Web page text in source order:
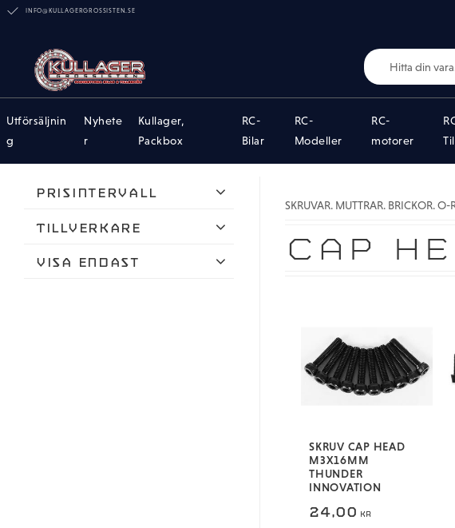
INFO@KULLAGERGROSSISTEN.SE
Utförsäljnin
g
Nyhete
r
Kullager,
Packbox
RC-
Bilar
RC-
Modeller
RC-
motorer
Prisintervall
Tillverkare
Visa endast CAP
SKRUVAR. MUTTRAR. BRICKOR. O-
SKRUV CAP HEAD
M3X16MM
THUNDER
INNOVATION
24,00 KR